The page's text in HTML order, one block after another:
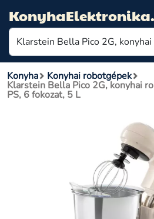
Konyha Konyhai robotgépek
Klarstein Bella Pico 2G, konyhai
PS, 6 fokozat, 5 L